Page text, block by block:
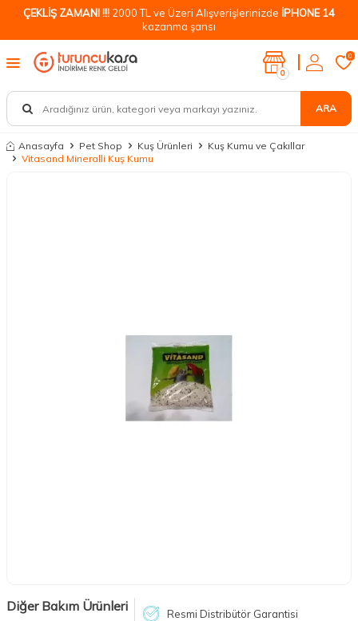
ÇEKLİŞ ZAMANI !!! 2000 TL ve Üzeri Alışverişlerinizde İPHONE 14
kazanma şansı
ARA
0
0
Anasayfa Pet Shop Kuş Ürünleri
Kuş Kumu ve Çakıllar
Vitasand Mineralli Kuş Kumu
Diğer Bakım Ürünleri Resmi Distribütör Garantisi